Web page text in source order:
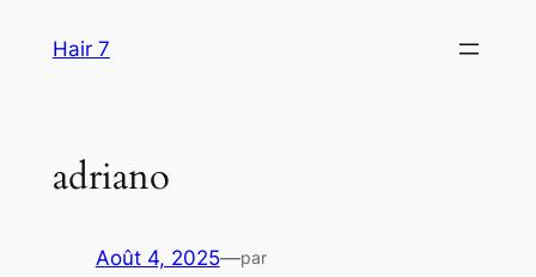
Hair 7
adriano
Août 4, 2025—par